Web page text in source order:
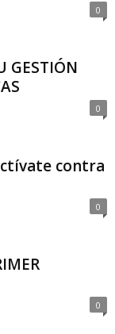
0
GESTIÓN
0
contra
0
0